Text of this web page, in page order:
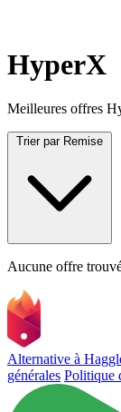
HyperX
Meilleures offres
Trier par Remise
Aucune offre
Alternative à
générales Politique